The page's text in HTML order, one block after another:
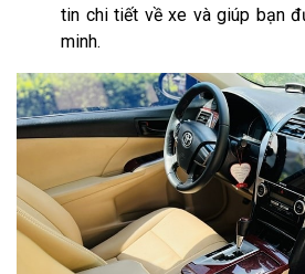
tin chi tiết về xe và giúp bạn
minh.